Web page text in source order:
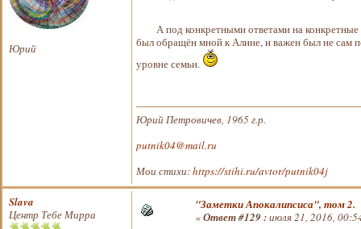
Юрий
А под конкретными ответами на конкретные
был обращён мной к Алине, и важен был не сам
уровне семьи.
Юрий Петровичев, 1965 г.р.
putnik04@mail.ru
Мои стихи:https://stihi.ru/avtor/putnik04j
Slava
Центр Тебе Мирра
"Заметки Апокалипсиса", том 2.
«Ответ #129 :июля 21, 2016,